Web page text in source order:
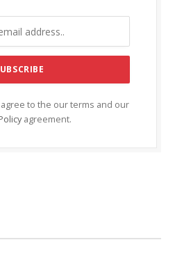
to the our terms and our
agreement.